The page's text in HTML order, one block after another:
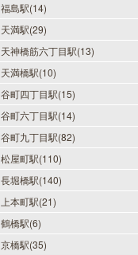
福島駅(14)
天満駅(29)
天神橋筋六丁目駅(13)
天満橋駅(10)
谷町四丁目駅(15)
谷町六丁目駅(14)
谷町九丁目駅(82)
松屋町駅(110)
長堀橋駅(140)
上本町駅(21)
鶴橋駅(6)
京橋駅(35)